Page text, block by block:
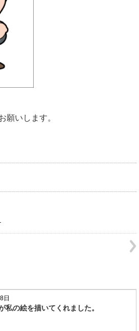
願いします。
日
私の絵を描いてくれました。